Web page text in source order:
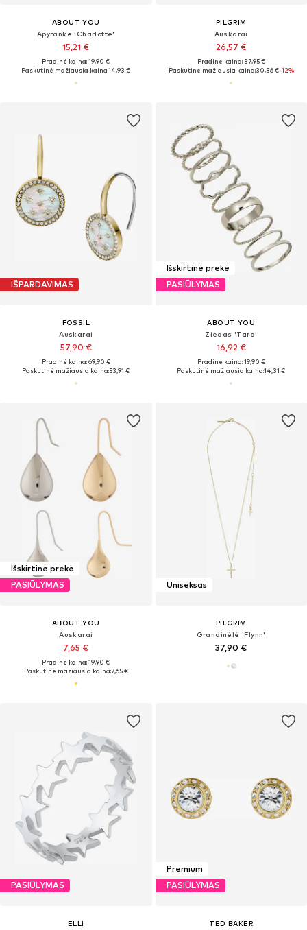
ABOUT YOU
Apyrankė 'Charlotte'
15,21 €
Pradinė kaina: 19,90 €
Paskutinė mažiausia kaina:14,93 €
PILGRIM
Auskarai
26,57 €
Pradinė kaina: 37,95 €
Paskutinė mažiausia kaina:30,36 €-12%
IŠPARDAVIMAS
FOSSIL
Auskarai
57,90 €
Pradinė kaina: 69,90 €
Paskutinė mažiausia kaina:53,91 €
Išskirtinė prekė
PASIŪLYMAS
ABOUT YOU
Žiedas 'Tara'
16,92 €
Pradinė kaina: 19,90 €
Paskutinė mažiausia kaina:14,31 €
Išskirtinė prekė
PASIŪLYMAS
ABOUT YOU
Auskarai
7,65 €
Pradinė kaina: 19,90 €
Paskutinė mažiausia kaina:7,65 €
Uniseksas
PILGRIM
Grandinėlė 'Flynn'
37,90 €
PASIŪLYMAS
ELLI
Premium
PASIŪLYMAS
TED BAKER